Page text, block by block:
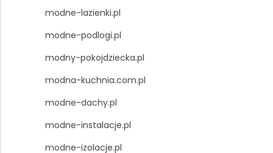
modne-lazienki.pl
modne-podlogi.pl
modny-pokojdziecka.pl
modna-kuchnia.com.pl
modne-dachy.pl
modne-instalacje.pl
modne-izolacje.pl